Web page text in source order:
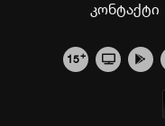
კონტაქტი
15+